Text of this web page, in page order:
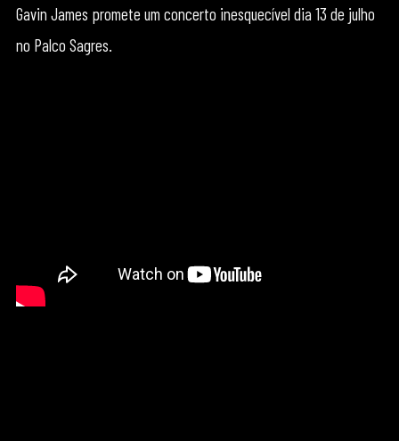
Gavin James promete um concerto inesquecível dia 13 de julho
no Palco Sagres.